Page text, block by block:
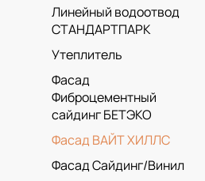
Линейный водоотвод
СТАНДАРТПАРК
Утеплитель
Фасад
Фиброцементный
сайдинг БЕТЭКО
Фасад ВАЙТ ХИЛЛС
Фасад Сайдинг/Винил